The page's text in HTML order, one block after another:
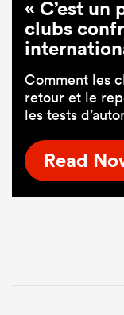
« C’est
clubs
Comment les
retour et le
les tests
Read